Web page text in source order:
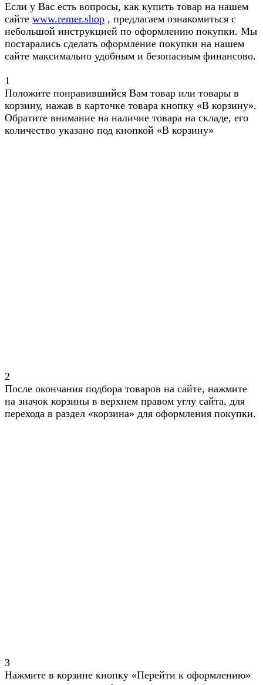
Если у Вас есть вопросы, как купить товар на нашем
сайте www.remer.shop , предлагаем ознакомиться с
небольшой инструкцией по оформлению покупки. Мы
постарались сделать оформление покупки на нашем
сайте максимально удобным и безопасным финансово.
1
Положите понравившийся Вам товар или товары в
корзину, нажав в карточке товара кнопку «В корзину».
Обратите внимание на наличие товара на складе, его
количество указано под кнопкой «В корзину»
2
После окончания подбора товаров на сайте, нажмите
на значок корзины в верхнем правом углу сайта, для
перехода в раздел «корзина» для оформления покупки.
3
Нажмите в корзине кнопку «Перейти к оформлению»